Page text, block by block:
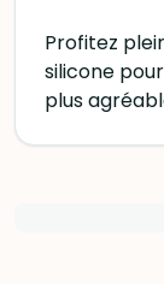
Profitez
silicone
plus